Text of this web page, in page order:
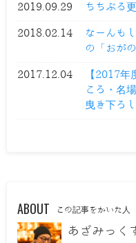
2019.09.29 ちちぶる
2018.02.14
なーんも
の「おが
2017.12.04
【2017
ころ・名
曳き下ろ
ABOUT この記事をかいた人
あざみっく